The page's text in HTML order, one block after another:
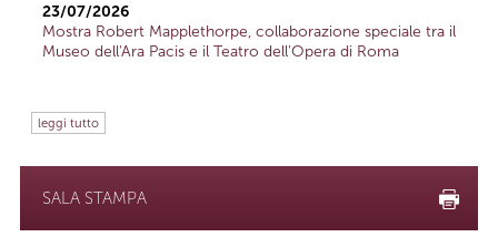
23/07/2026
Mostra Robert Mapplethorpe, collaborazione speciale tra il
Museo dell'Ara Pacis e il Teatro dell'Opera di Roma
leggi tutto
SALA STAMPA